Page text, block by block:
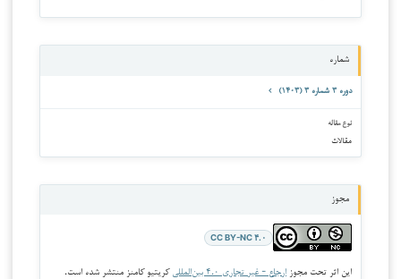
شماره
دوره ۳ شماره ۳ (۱۴۰۳)
نوع مقاله
مقالات
مجوز
CC BY-NC ۴.۰
این اثر تحت مجوز ارجاع - غیر تجاری ۴.۰ بین‌المللی کریتیو کامنز منتشر شده است.